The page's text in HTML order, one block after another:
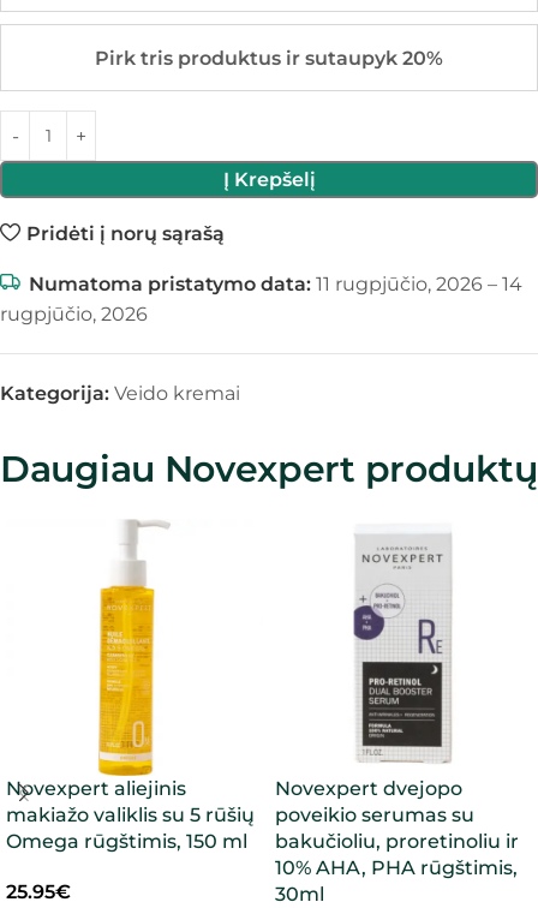
Pirk tris produktus ir sutaupyk 20%
Į Krepšelį
Pridėti į norų sąrašą
Numatoma pristatymo data: 11 rugpjūčio, 2026 – 14
rugpjūčio, 2026
Kategorija: Veido kremai
Daugiau Novexpert produktų
Novexpert aliejinis
makiažo valiklis su 5 rūšių
Omega rūgštimis, 150 ml
25.95€
Novexpert dvejopo
poveikio serumas su
bakučioliu, proretinoliu ir
10% AHA, PHA rūgštimis,
30ml